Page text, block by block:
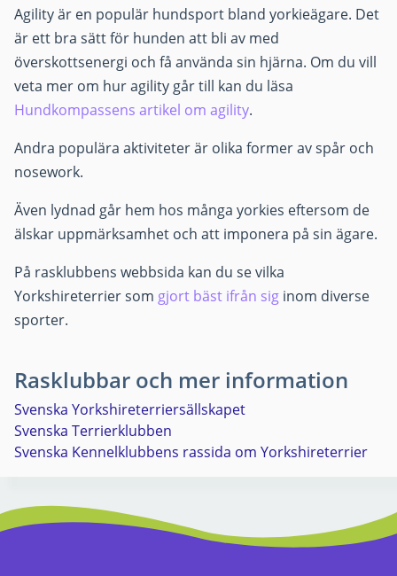
Agility är en populär hundsport bland yorkieägare. Det
är ett bra sätt för hunden att bli av med
överskottsenergi och få använda sin hjärna. Om du vill
veta mer om hur agility går till kan du läsa
Hundkompassens artikel om agility.
Andra populära aktiviteter är olika former av spår och
nosework.
Även lydnad går hem hos många yorkies eftersom de
älskar uppmärksamhet och att imponera på sin ägare.
På rasklubbens webbsida kan du se vilka
Yorkshireterrier som gjort bäst ifrån sig inom diverse
sporter.
Rasklubbar och mer information
Svenska Yorkshireterriersällskapet
Svenska Terrierklubben
Svenska Kennelklubbens rassida om Yorkshireterrier